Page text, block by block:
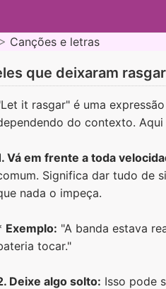
Canções e letras
que deixaram
it rasgar" é uma
do contexto. Aqui
Vá em frente a toda
Significa dar tudo de
nada o impeça.
Exemplo: "A banda estava
tocar."
Deixe algo solto: Isso pode